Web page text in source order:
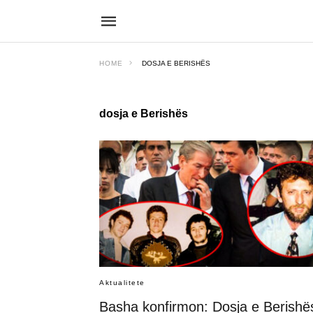
HOME DOSJA E BERISHËS
dosja e Berishës
Aktualitete
Basha konfirmon: Dosja e